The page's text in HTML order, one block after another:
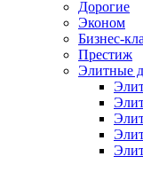
Дорогие
Эконом
Бизнес-
Престиж
Элитные